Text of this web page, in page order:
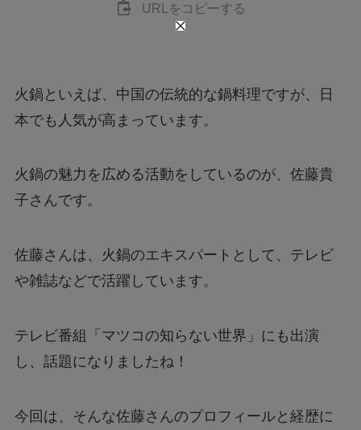
URLをコピーする
火鍋といえば、中国の伝統的な鍋料理ですが、日
本でも人気が高まっています。
火鍋の魅力を広める活動をしているのが、佐藤貴
子さんです。
佐藤さんは、火鍋のエキスパートとして、テレビ
や雑誌などで活躍しています。
テレビ番組「マツコの知らない世界」にも出演
し、話題になりましたね！
今回は、そんな佐藤さんのプロフィールと経歴に